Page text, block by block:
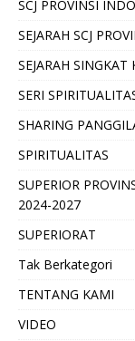
SCJ PROVINSI
SEJARAH SCJ
SEJARAH SINGKAT
SERI
SHARING
SPIRITUALITAS
SUPERIOR
2024-2027
SUPERIORAT
Tak Berkategori
TENTANG KAMI
VIDEO